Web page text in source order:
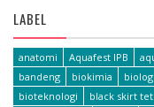
LABEL
anatomi Aquafest IPB
bandeng
biokimia biologi
bioteknologi
black skirt